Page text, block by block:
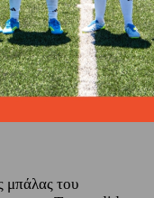
μπάλας του